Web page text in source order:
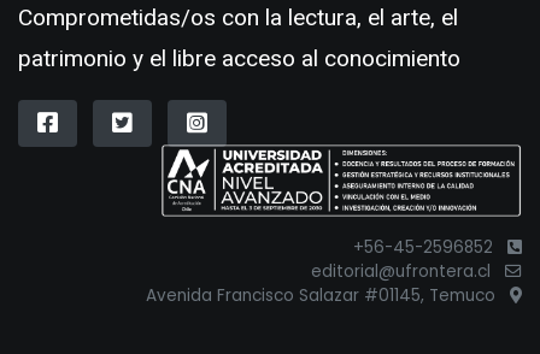
Comprometidas/os con la lectura, el arte, el
patrimonio y el libre acceso al conocimiento
+56-45-2596852
editorial@ufrontera.cl
Avenida Francisco Salazar #01145, Temuco